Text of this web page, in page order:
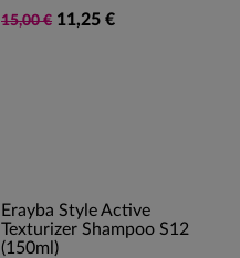
15,00 € 11,25 €
Erayba Style Active
Texturizer Shampoo S12
(150ml)